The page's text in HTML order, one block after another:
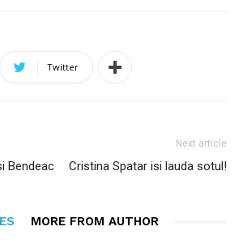
Twitter
Bendeac
Next article
Cristina Spatar isi lauda sotul!
MORE FROM AUTHOR